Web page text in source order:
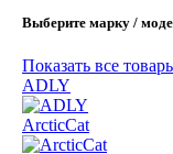
Выберите марку /
Показать все
ADLY
ArcticCat